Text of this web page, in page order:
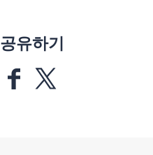
공유하기